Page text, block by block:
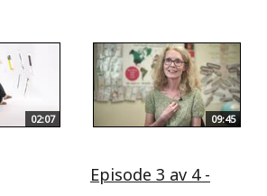
02:07 09:45
Episode 3 av 4 -